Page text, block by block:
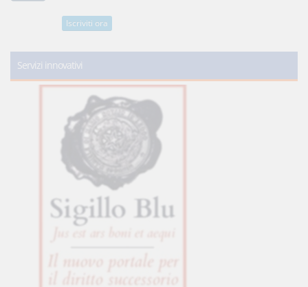
Iscriviti ora
Servizi innovativi